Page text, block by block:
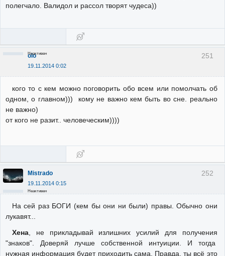
полегчало. Валидол и рассол творят чудеса))
251
olo
19.11.2014 0:02
Неактивен
кого то с кем можно поговорить обо всем или помолчать об
одном, о главном))) кому не важно кем быть во сне. реально
не важно)
от кого не разит.. человеческим))))
252
Mistrado
19.11.2014 0:15
Неактивен
На сей раз БОГИ (кем бы они ни были) правы. Обычно они
лукавят...
Хена, не прикладывай излишних усилий для получения
"знаков". Доверяй лучше собственной интуиции. И тогда
нужная информация будет приходить сама. Правда, ты всё это